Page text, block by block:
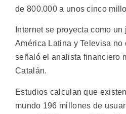
de 800.000 a unos cinco
Internet se proyecta como
América Latina y Televisa no
señaló el analista financiero
Catalán.
Estudios calculan que
mundo 196 millones de